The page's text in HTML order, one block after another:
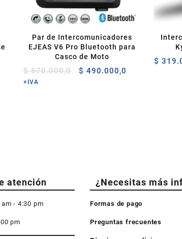
Par de Intercomunicadores
EJEAS V6 Pro Bluetooth para
Casco de Moto
$570.000,0
El
$ 490.000,0
+IVA
$
atención
am - 4:30 pm
pm
¿Necesitas más
Formas de pago
Preguntas frecuentes